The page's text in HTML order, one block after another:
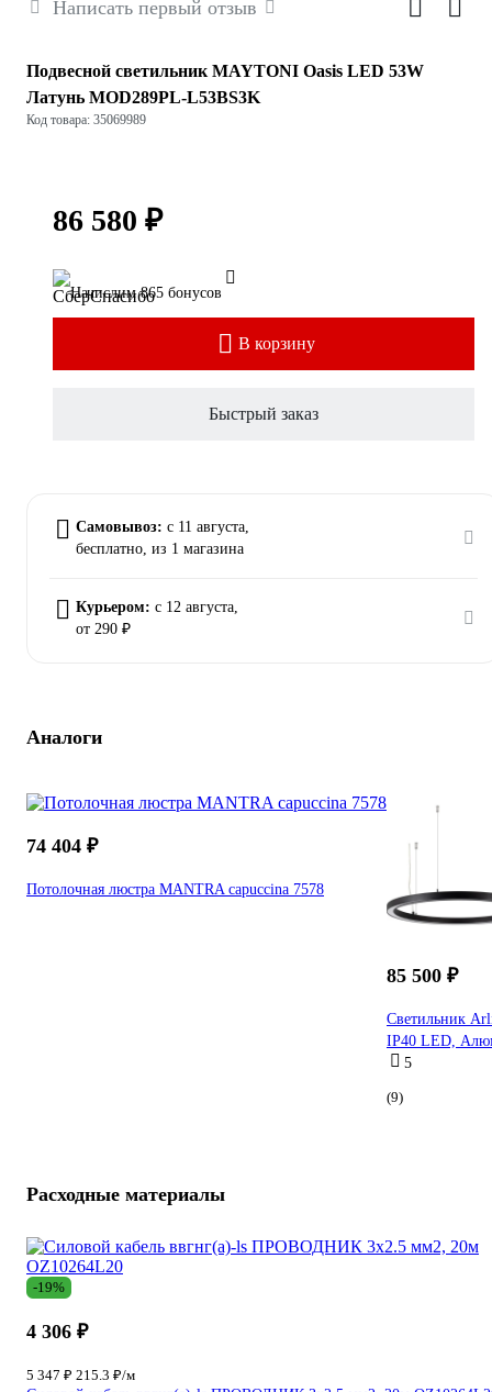
Написать первый отзыв
Подвесной светильник MAYTONI Oasis LED 53W
Латунь MOD289PL-L53BS3K
Код товара: 35069989
86 580 ₽
Начислим 865 бонусов
В корзину
Быстрый заказ
Самовывоз: c 11 августа,
бесплатно, из 1 магазина
Курьером: c 12 августа,
от 290 ₽
Аналоги
74 404 ₽
Потолочная люстра MANTRA capuccina 7578
85 500 ₽
Светильник
IP40 LED,
5
(9)
Расходные материалы
-19%
4 306 ₽
5 347 ₽ 215.3 ₽/м